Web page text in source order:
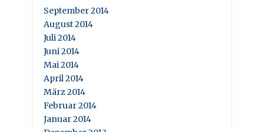
September 2014
August 2014
Juli 2014
Juni 2014
Mai 2014
April 2014
März 2014
Februar 2014
Januar 2014